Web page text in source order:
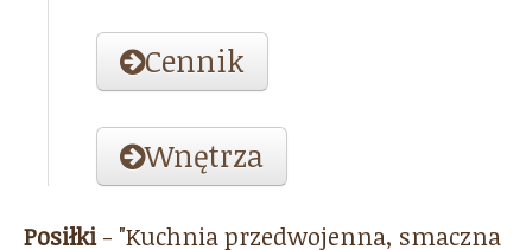
Cennik
Wnętrza
Posiłki- "Kuchnia przedwojenna, smaczna